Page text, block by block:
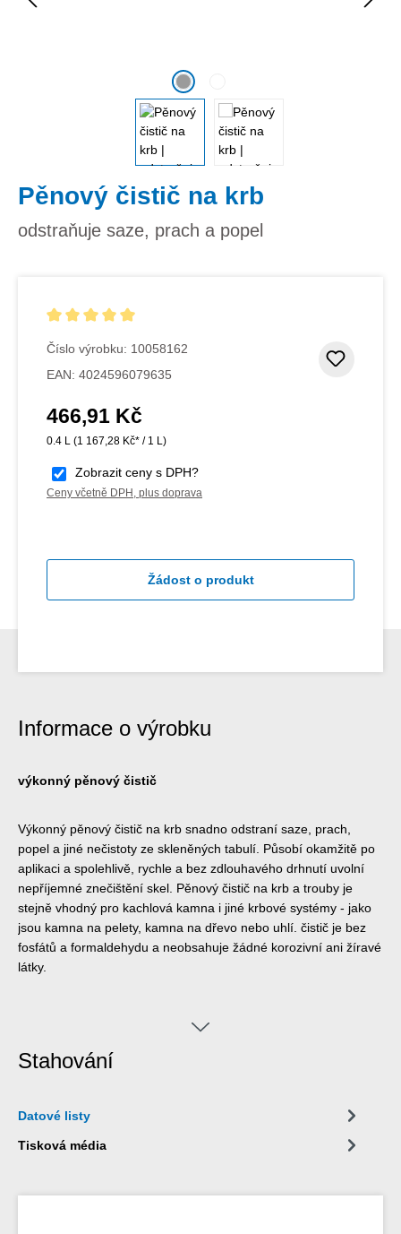
Pěnový čistič na krb
odstraňuje saze, prach a popel
Číslo výrobku: 10058162
EAN: 4024596079635
Běžná cena:
466,91 Kč
0.4 L (1 167,28 Kč* / 1 L)
Zobrazit ceny s DPH?
Ceny včetně DPH, plus doprava
Žádost o produkt
Informace o výrobku
výkonný pěnový čistič
Výkonný pěnový čistič na krb snadno odstraní saze, prach,
popel a jiné nečistoty ze skleněných tabulí. Působí okamžitě po
aplikaci a spolehlivě, rychle a bez zdlouhavého drhnutí uvolní
nepříjemné znečištění skel. Pěnový čistič na krb a trouby je
stejně vhodný pro kachlová kamna i jiné krbové systémy - jako
jsou kamna na pelety, kamna na dřevo nebo uhlí. čistič je bez
fosfátů a formaldehydu a neobsahuje žádné korozivní ani žíravé
látky.
Stahování
Datové listy
Tisková média